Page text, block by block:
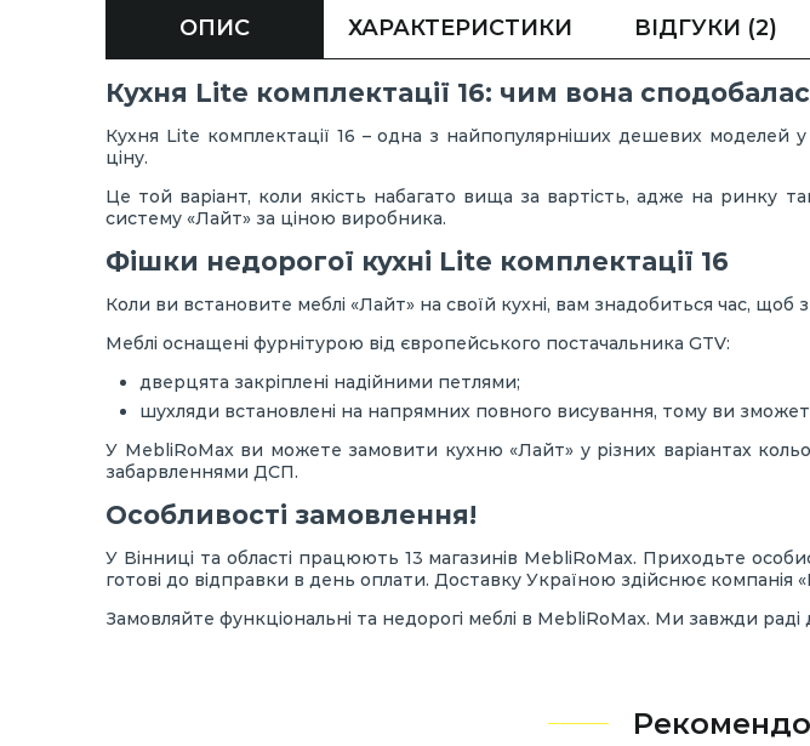
ОПИС ХАРАКТЕРИСТИКИ ВІДГУКИ (2)
Кухня Lite комплектації 16: чим вона
Кухня Lite комплектації 16 – одна з найпопулярніших дешевих моделей
ціну.
Це той варіант, коли якість набагато вища за вартість, адже на
систему «Лайт» за ціною виробника.
Фішки недорогої кухні Lite комплектації 16
Коли ви встановите меблі «Лайт» на своїй кухні, вам знадобиться час, щоб
Меблі оснащені фурнітурою від європейського постачальника GTV:
дверцята закріплені надійними петлями;
шухляди встановлені на напрямних повного висування, тому ви
У MebliRoMax ви можете замовити кухню «Лайт» у різних варіантах
забарвленнями ДСП.
Особливості замовлення!
У Вінниці та області працюють 13 магазинів MebliRoMax. Приходьте
готові до відправки в день оплати. Доставку Україною здійснює компанія
Замовляйте функціональні та недорогі меблі в MebliRoMax. Ми завжди